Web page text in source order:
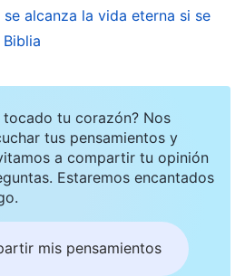
solo la Biblia —ningún otro
clarificar todo lo
como concluir las eras.
las personas no tienen
la obra del Espíritu Santo.
de cuánta ayuda
personas en el pasado, se
se alcanza la vida eterna si se
tu corazón? Nos
tus pensamientos y
a compartir tu opinión
Estaremos encantados
mis pensamientos